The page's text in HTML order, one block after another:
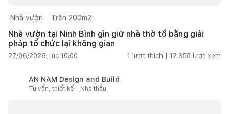
Nhà vườn Trên 200m2
Nhà vườn tại Ninh Bình gìn giữ nhà thờ tổ bằng giải
pháp tổ chức lại không gian
27/06/2026, lúc 10:00 1 lượt thích | 12.358 lượt xem
AN NAM Design and Build
Tư vấn, thiết kế - Nhà thầu